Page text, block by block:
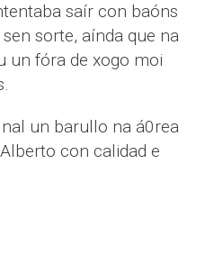
saír con baóns
sorte, aínda que na
un fóra de xogo moi
un barullo na á0rea
con calidad e